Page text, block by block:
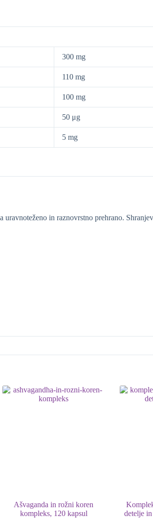
300 mg
110 mg
100 mg
50 μg
5 mg
in raznovrstno prehrano.
Ašvaganda in rožni koren
kompleks, 120 kapsul
detelje